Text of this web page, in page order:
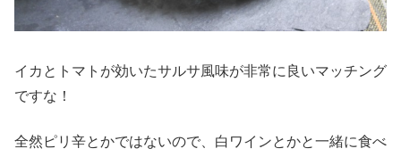
イカとトマトが効いたサルサ風味が非常に良いマッチング
ですな！
全然ピリ辛とかではないので、白ワインとかと一緒に食べ